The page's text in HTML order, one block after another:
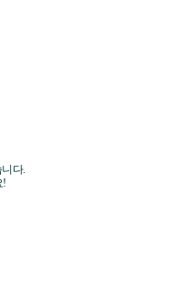
다.
!